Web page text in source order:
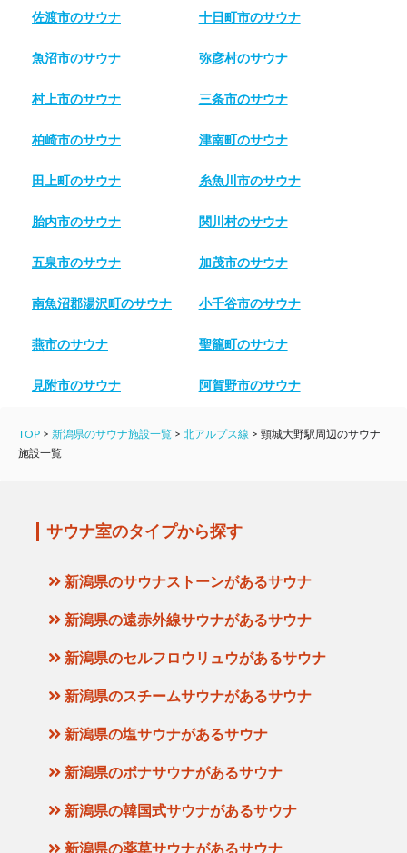
佐渡市のサウナ 十日町市のサウナ
魚沼市のサウナ 弥彦村のサウナ
村上市のサウナ 三条市のサウナ
柏崎市のサウナ 津南町のサウナ
田上町のサウナ 糸魚川市のサウナ
胎内市のサウナ 関川村のサウナ
五泉市のサウナ 加茂市のサウナ
南魚沼郡湯沢町のサウナ 小千谷市のサウナ
燕市のサウナ 聖籠町のサウナ
見附市のサウナ 阿賀野市のサウナ
TOP > 新潟県のサウナ施設一覧 > 北アルプス線 > 頸城大野駅周辺のサウナ
施設一覧
サウナ室のタイプから探す
新潟県のサウナストーンがあるサウナ
新潟県の遠赤外線サウナがあるサウナ
新潟県のセルフロウリュウがあるサウナ
新潟県のスチームサウナがあるサウナ
新潟県の塩サウナがあるサウナ
新潟県のボナサウナがあるサウナ
新潟県の韓国式サウナがあるサウナ
新潟県の薬草サウナがあるサウナ